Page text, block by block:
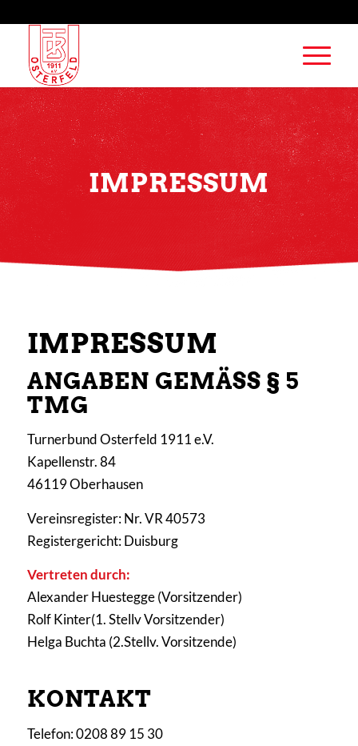
IMPRESSUM
IMPRESSUM
ANGABEN GEMÄSS § 5 T
MG
Turnerbund Osterfeld 1911 e.V.
Kapellenstr. 84
46119 Oberhausen
Vereinsregister: Nr. VR 40573
Registergericht: Duisburg
Vertreten durch:
Alexander Huestegge (Vorsitzender)
Rolf Kinter(1. Stellv Vorsitzender)
Helga Buchta (2.Stellv. Vorsitzende)
KONTAKT
Telefon: 0208 89 15 30